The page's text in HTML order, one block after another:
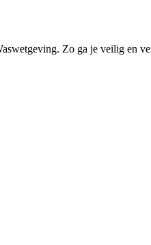
Zo ga je veilig en